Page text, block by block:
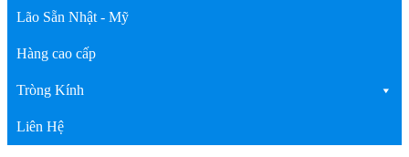
Lão Sẵn Nhật - Mỹ
Hàng cao cấp
Tròng Kính
Liên Hệ